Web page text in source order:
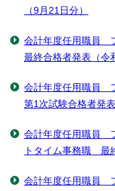
（9月21日分）
会計年度任用職員
最終合格者発表（令
会計年度任用職員
第1次試験合格者発
会計年度任用職員
トタイム事務職 最
会計年度任用職員